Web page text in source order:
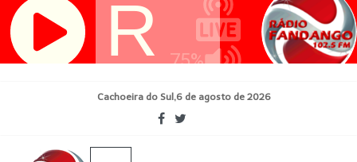
Pular
para
Cachoeira do Sul,6 de agosto de 2026